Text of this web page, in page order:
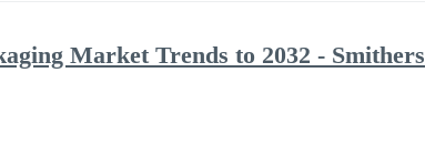
Market Trends to 2032 - Smithers